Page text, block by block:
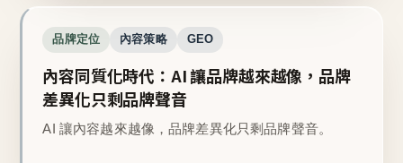
品牌定位 內容策略 GEO
內容同質化時代：AI 讓品牌越來越像，品牌
差異化只剩品牌聲音
AI 讓內容越來越像，品牌差異化只剩品牌聲音。